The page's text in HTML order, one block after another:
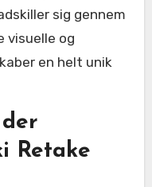
sig gennem
visuelle og
en helt unik
Retake